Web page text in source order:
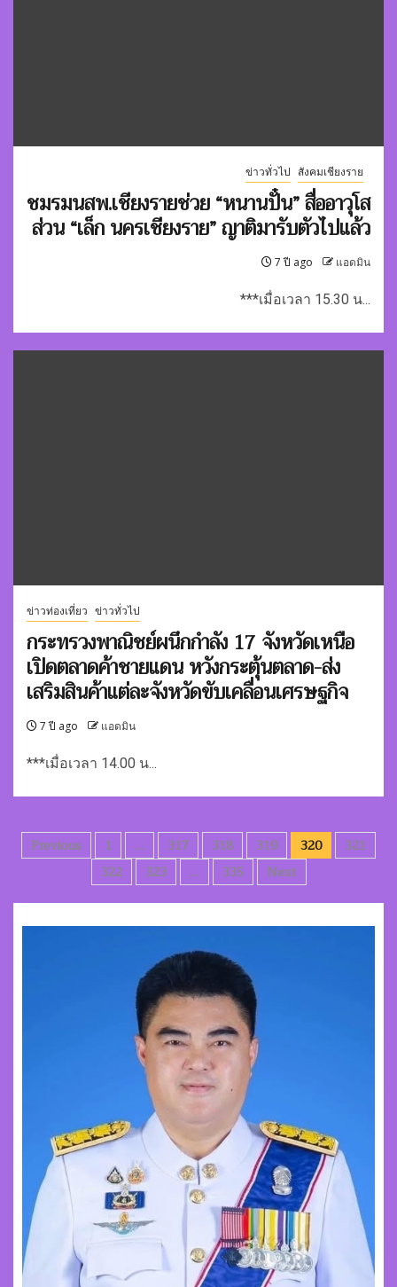
ข่าวทั่วไป สังคมเชียงราย
ชมรมนสพ.เชียงรายช่วย “หนานปั๋น” สื่ออาวุโส
ส่วน “เล็ก นครเชียงราย” ญาติมารับตัวไปแล้ว
7 ปี ago แอดมิน
***เมื่อเวลา 15.30 น...
ข่าวท่องเที่ยว ข่าวทั่วไป
กระทรวงพาณิชย์ผนึกกำลัง 17 จังหวัดเหนือ
เปิดตลาดค้าชายแดน หวังกระตุ้นตลาด-ส่ง
เสริมสินค้าแต่ละจังหวัดขับเคลื่อนเศรษฐกิจ
7 ปี ago แอดมิน
***เมื่อเวลา 14.00 น...
Posts
pagination
Previous 1 … 317 318 319 320
321
322
323 … 335 Next